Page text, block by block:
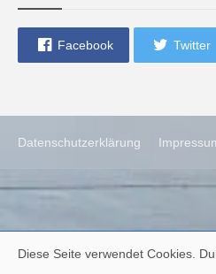
Facebook Twitter
Datenschutzerklärung
Diese Seite verwendet Cookies.